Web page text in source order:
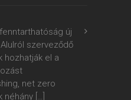
új
szerveződő
hozhatják el a
net zero
néhány […]